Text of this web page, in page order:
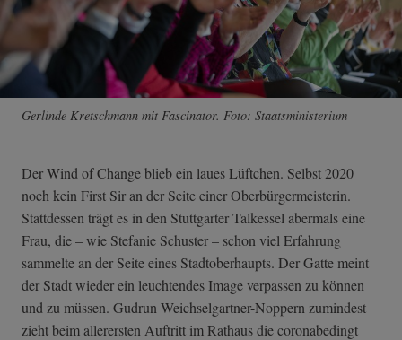
Gerlinde Kretschmann mit Fascinator. Foto: Staatsministerium
Der Wind of Change blieb ein laues Lüftchen. Selbst 2020
noch kein First Sir an der Seite einer Oberbürgermeisterin.
Stattdessen trägt es in den Stuttgarter Talkessel abermals eine
Frau, die – wie Stefanie Schuster – schon viel Erfahrung
sammelte an der Seite eines Stadtoberhaupts. Der Gatte meint
der Stadt wieder ein leuchtendes Image verpassen zu können
und zu müssen. Gudrun Weichselgartner-Noppern zumindest
zieht beim allerersten Auftritt im Rathaus die coronabedingt